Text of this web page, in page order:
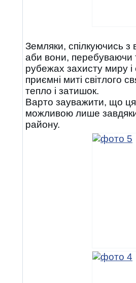
Земляки, спілкуючись
аби вони, перебуваючи
рубежах захисту миру
приємні миті світлого
тепло і затишок.
Варто зауважити, що ця
можливою лише завдяки
району.